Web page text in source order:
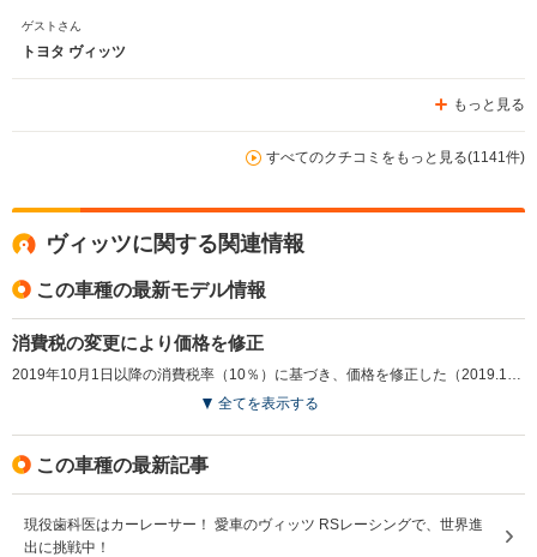
ゲストさん
トヨタ ヴィッツ
もっと見る
すべてのクチコミをもっと見る(1141件)
ヴィッツに関する関連情報
この車種の最新モデル情報
消費税の変更により価格を修正
2019年10月1日以降の消費税率（10％）に基づき、価格を修正した（2019.10）
全てを表示する
この車種の最新記事
現役歯科医はカーレーサー！ 愛車のヴィッツ RSレーシングで、世界進
出に挑戦中！